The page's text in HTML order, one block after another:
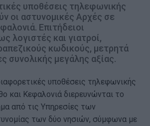
υποθέσεις τηλεφωνικής
οι αστυνομικές Αρχές σε
Επιτήδειοι
λογιστές και γιατροί,
κωδικούς, μετρητά
συνολικής μεγάλης αξίας.
υποθέσεις τηλεφωνικής
και Κεφαλονιά διερευνώνται το
από τις Υπηρεσίες των
των δύο νησιών, σύμφωνα με